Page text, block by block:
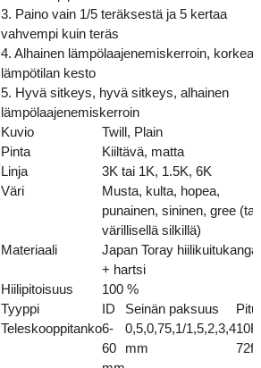
3. Paino vain 1/5 teräksestä ja 5 kertaa
vahvempi kuin teräs
4. Alhainen lämpölaajenemiskerroin, korkean
lämpötilan kesto
5. Hyvä sitkeys, hyvä sitkeys, alhainen
lämpölaajenemiskerroin
Kuvio
Twill, Plain
Pinta
Kiiltävä, matta
Linja
3K tai 1K, 1.5K, 6K
Väri
Musta, kulta, hopea,
punainen, sininen, gree (tai
värillisellä silkillä)
Materiaali
Japan Toray
+ hartsi
Hiilipitoisuus
100 %
Tyyppi ID Seinän paksuus
Teleskooppitanko6-
60
0,5,0,75,1/1,5,2,3,4
mm
72ft